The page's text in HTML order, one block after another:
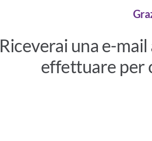
Riceverai una e-
effettuare per